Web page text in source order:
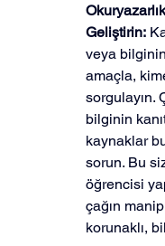
Geliştirin:
veya
amaçla,
sorgulayın.
bilginin
kaynaklar
sorun. Bu
öğrencisi
çağın
korunaklı,